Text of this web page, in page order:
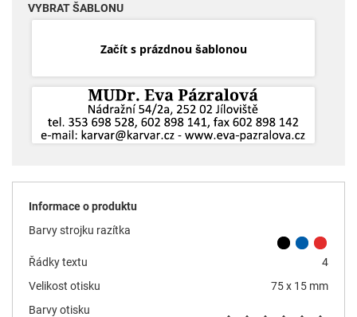
VYBRAT ŠABLONU
Začít s prázdnou šablonou
Informace o produktu
Barvy strojku razítka
Řádky textu
4
Velikost otisku
75 x 15 mm
Barvy otisku